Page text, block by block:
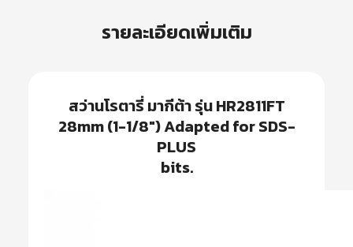
รายละเอียดเพิ่มเติม
สว่านโรตารี่ มากีต้า รุ่น HR2811FT
28mm (1-1/8″) Adapted for SDS-
PLUS
bits.